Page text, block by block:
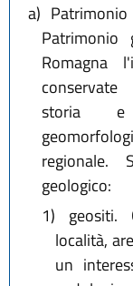
a)
Patrimonio
Romagna
storia e
regionale.
geologico:
1) geositi.
località,
un